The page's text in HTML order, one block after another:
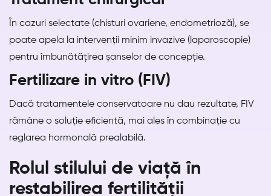
În cazuri selectate (chisturi ovariene, endometrioză), se
poate apela la intervenții minim invazive (laparoscopie)
pentru îmbunătățirea șanselor de concepție.
Fertilizare in vitro (FIV)
Dacă tratamentele conservatoare nu dau rezultate, FIV
rămâne o soluție eficientă, mai ales în combinație cu
reglarea hormonală prealabilă.
Rolul stilului de viață în
restabilirea fertilității